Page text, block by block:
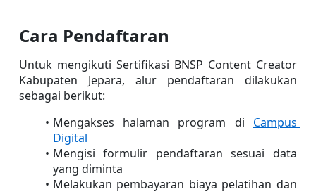
Cara Pendaftaran
Untuk mengikuti Sertifikasi BNSP Content Creator
Kabupaten Jepara, alur pendaftaran dilakukan
sebagai berikut:
Mengakses halaman program di Campus
Digital
Mengisi formulir pendaftaran sesuai data
yang diminta
Melakukan pembayaran biaya pelatihan dan